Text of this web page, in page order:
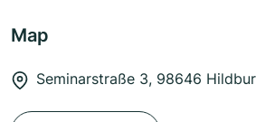
Map
Seminarstraße 3, 98646